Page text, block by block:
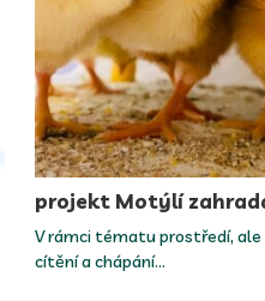
projekt Motýlí
V rámci tématu prostředí,
cítění a chápání…